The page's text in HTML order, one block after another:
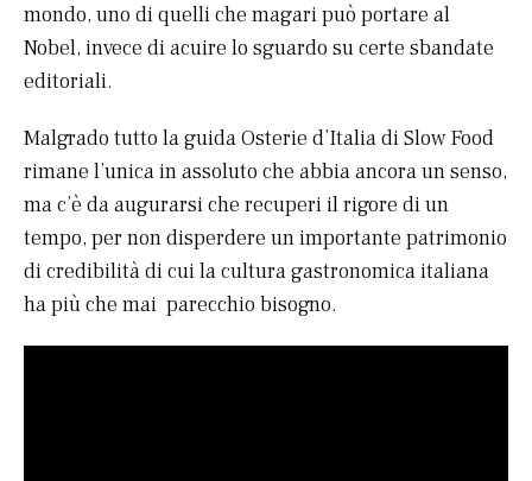
mondo, uno di quelli che magari può portare al
Nobel, invece di acuire lo sguardo su certe sbandate
editoriali.
Malgrado tutto la guida Osterie d’Italia di Slow Food
rimane l’unica in assoluto che abbia ancora un senso,
ma c’è da augurarsi che recuperi il rigore di un
tempo, per non disperdere un importante patrimonio
di credibilità di cui la cultura gastronomica italiana
ha più che mai parecchio bisogno.